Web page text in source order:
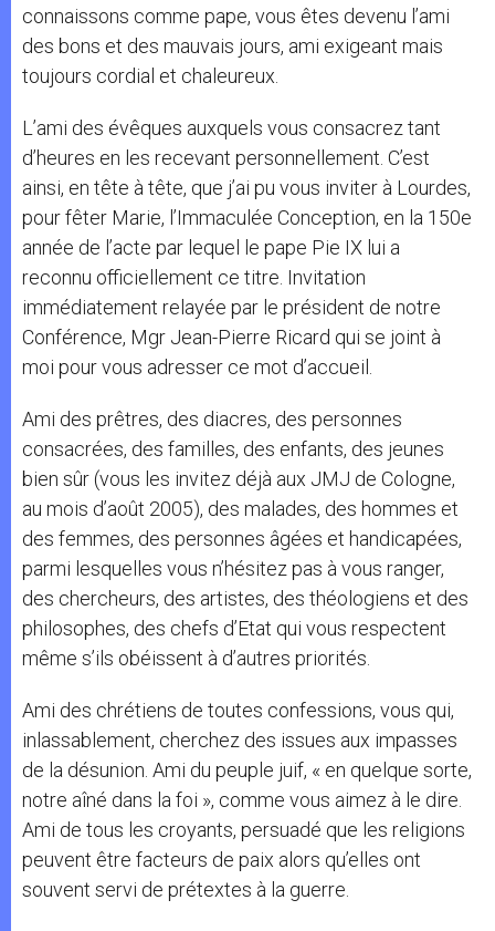
connaissons comme pape, vous êtes devenu l’ami
des bons et des mauvais jours, ami exigeant mais
toujours cordial et chaleureux.
L’ami des évêques auxquels vous consacrez tant
d’heures en les recevant personnellement. C’est
ainsi, en tête à tête, que j’ai pu vous inviter à Lourdes,
pour fêter Marie, l’Immaculée Conception, en la 150e
année de l’acte par lequel le pape Pie IX lui a
reconnu officiellement ce titre. Invitation
immédiatement relayée par le président de notre
Conférence, Mgr Jean-Pierre Ricard qui se joint à
moi pour vous adresser ce mot d’accueil.
Ami des prêtres, des diacres, des personnes
consacrées, des familles, des enfants, des jeunes
bien sûr (vous les invitez déjà aux JMJ de Cologne,
au mois d’août 2005), des malades, des hommes et
des femmes, des personnes âgées et handicapées,
parmi lesquelles vous n’hésitez pas à vous ranger,
des chercheurs, des artistes, des théologiens et des
philosophes, des chefs d’Etat qui vous respectent
même s’ils obéissent à d’autres priorités.
Ami des chrétiens de toutes confessions, vous qui,
inlassablement, cherchez des issues aux impasses
de la désunion. Ami du peuple juif, « en quelque sorte,
notre aîné dans la foi », comme vous aimez à le dire.
Ami de tous les croyants, persuadé que les religions
peuvent être facteurs de paix alors qu’elles ont
souvent servi de prétextes à la guerre.